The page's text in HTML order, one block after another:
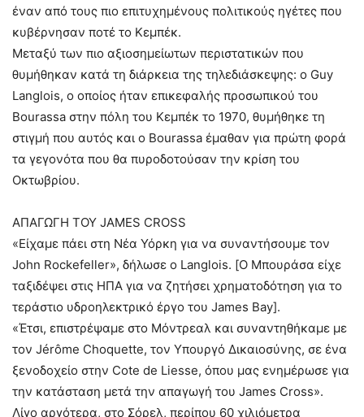
έναν από τους πιο επιτυχημένους πολιτικούς ηγέτες που
κυβέρνησαν ποτέ το Κεμπέκ.
Μεταξύ των πιο αξιοσημείωτων περιστατικών που
θυμήθηκαν κατά τη διάρκεια της τηλεδιάσκεψης: ο Guy
Langlois, ο οποίος ήταν επικεφαλής προσωπικού του
Bourassa στην πόλη του Κεμπέκ το 1970, θυμήθηκε τη
στιγμή που αυτός και ο Bourassa έμαθαν για πρώτη φορά
τα γεγονότα που θα πυροδοτούσαν την κρίση του
Οκτωβρίου.
ΑΠΑΓΩΓΗ ΤΟΥ JAMES CROSS
«Είχαμε πάει στη Νέα Υόρκη για να συναντήσουμε τον
John Rockefeller», δήλωσε ο Langlois. [Ο Μπουράσα είχε
ταξιδέψει στις ΗΠΑ για να ζητήσει χρηματοδότηση για το
τεράστιο υδροηλεκτρικό έργο του James Bay].
«Έτσι, επιστρέψαμε στο Μόντρεαλ και συναντηθήκαμε με
τον Jérôme Choquette, τον Υπουργό Δικαιοσύνης, σε ένα
ξενοδοχείο στην Cote de Liesse, όπου μας ενημέρωσε για
την κατάσταση μετά την απαγωγή του James Cross».
Λίγο αργότερα, στο Σόρελ, περίπου 60 χιλιόμετρα